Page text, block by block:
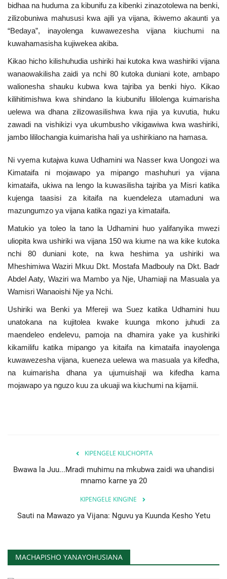
bidhaa na huduma za kibunifu za kibenki zinazotolewa na benki,
zilizobuniwa mahususi kwa ajili ya vijana, ikiwemo akaunti ya
“Bedaya”, inayolenga kuwawezesha vijana kiuchumi na
kuwahamasisha kujiwekea akiba.
Kikao hicho kilishuhudia ushiriki hai kutoka kwa washiriki vijana
wanaowakilisha zaidi ya nchi 80 kutoka duniani kote, ambapo
walionesha shauku kubwa kwa tajriba ya benki hiyo. Kikao
kilihitimishwa kwa shindano la kiubunifu lililolenga kuimarisha
uelewa wa dhana zilizowasilishwa kwa njia ya kuvutia, huku
zawadi na vishikizi vya ukumbusho vikigawiwa kwa washiriki,
jambo lililochangia kuimarisha hali ya ushirikiano na hamasa.
Ni vyema kutajwa kuwa Udhamini wa Nasser kwa Uongozi wa
Kimataifa ni mojawapo ya mipango mashuhuri ya vijana
kimataifa, ukiwa na lengo la kuwasilisha tajriba ya Misri katika
kujenga taasisi za kitaifa na kuendeleza utamaduni wa
mazungumzo ya vijana katika ngazi ya kimataifa.
Matukio ya toleo la tano la Udhamini huo yalifanyika mwezi
uliopita kwa ushiriki wa vijana 150 wa kiume na wa kike kutoka
nchi 80 duniani kote, na kwa heshima ya ushiriki wa
Mheshimiwa Waziri Mkuu Dkt. Mostafa Madbouly na Dkt. Badr
Abdel Aaty, Waziri wa Mambo ya Nje, Uhamiaji na Masuala ya
Wamisri Wanaoishi Nje ya Nchi.
Ushiriki wa Benki ya Mfereji wa Suez katika Udhamini huu
unatokana na kujitolea kwake kuunga mkono juhudi za
maendeleo endelevu, pamoja na dhamira yake ya kushiriki
kikamilifu katika mipango ya kitaifa na kimataifa inayolenga
kuwawezesha vijana, kueneza uelewa wa masuala ya kifedha,
na kuimarisha dhana ya ujumuishaji wa kifedha kama
mojawapo ya nguzo kuu za ukuaji wa kiuchumi na kijamii.
KIPENGELE KILICHOPITA
Bwawa la Juu...Mradi muhimu na mkubwa zaidi wa uhandisi
mnamo karne ya 20
KIPENGELE KINGINE
Sauti na Mawazo ya Vijana: Nguvu ya Kuunda Kesho Yetu
MACHAPISHO YANAYOHUSIANA